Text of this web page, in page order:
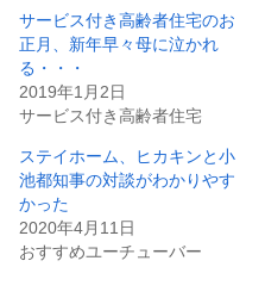
サービス付き高齢者住宅のお
正月、新年早々母に泣かれ
る・・・
2019年1月2日
サービス付き高齢者住宅
ステイホーム、ヒカキンと小
池都知事の対談がわかりやす
かった
2020年4月11日
おすすめユーチューバー